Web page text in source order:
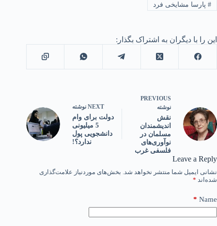
#پارسا مشایخی فرد
این را با دیگران به اشتراک بگذار:
PREVIOUS
نوشته
نقش
اندیشمندان
مسلمان در
نوآوری‌های
فلسفی غرب
NEXT نوشته
دولت برای وام
5 میلیونی
دانشجویی پول
ندارد؟!
Leave a Reply
نشانی ایمیل شما منتشر نخواهد شد. بخش‌های موردنیاز علامت‌گذاری
شده‌اند *
Name
*